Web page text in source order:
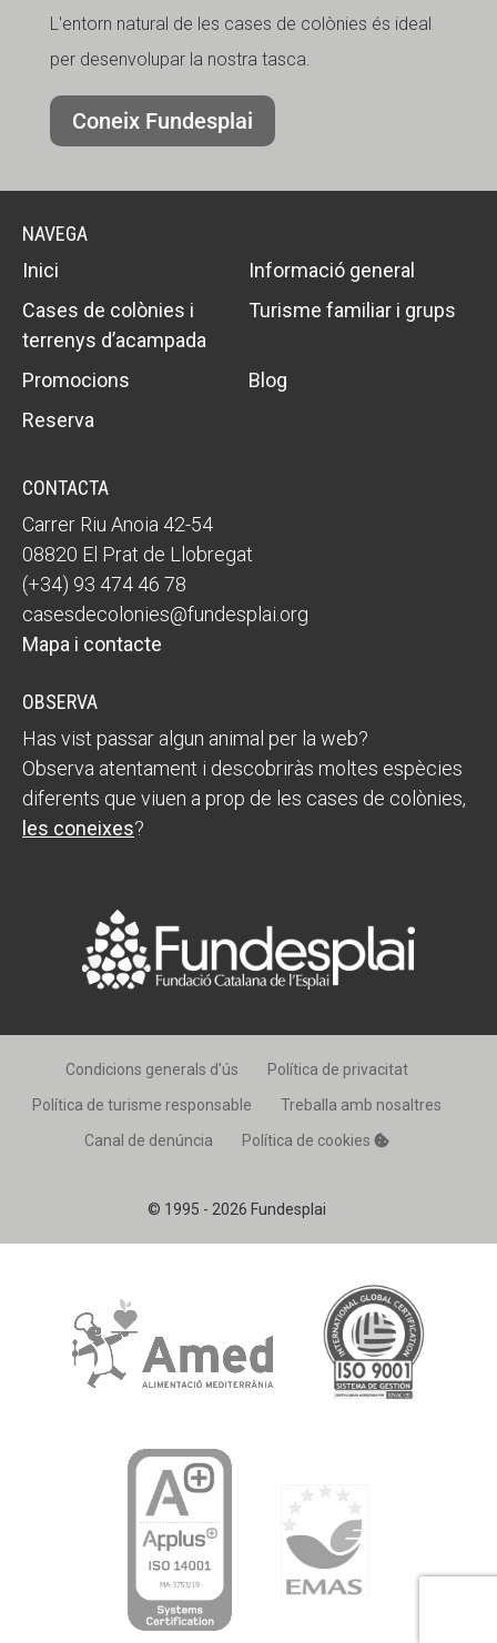
L'entorn natural de les cases de colònies és ideal
per desenvolupar la nostra tasca.
Coneix Fundesplai
NAVEGA
Inici
Informació general
Cases de colònies i
terrenys d’acampada
Turisme familiar i grups
Promocions
Blog
Reserva
CONTACTA
Carrer Riu Anoia 42-54
08820 El Prat de Llobregat
(+34) 93 474 46 78
casesdecolonies@fundesplai.org
Mapa i contacte
OBSERVA
Has vist passar algun animal per la web?
Observa atentament i descobriràs moltes espècies
diferents que viuen a prop de les cases de colònies,
les coneixes?
© 1995 - 2026 Fundesplai
Condicions generals d’ús
Política de privacitat
Política de turisme responsable
Treballa amb nosaltres
Canal de denúncia
Política de cookies